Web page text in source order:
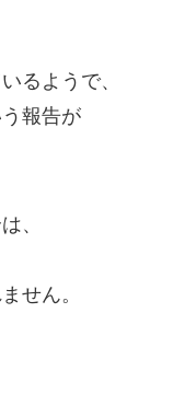
るようで、
報告が
、
せん。